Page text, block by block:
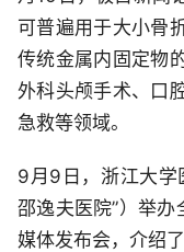
可普遍用于大小骨
传统金属内固定物
外科头颅手术、口
急救等领域。
9月9日，浙江大学
邵逸夫医院”）举办
媒体发布会，介绍